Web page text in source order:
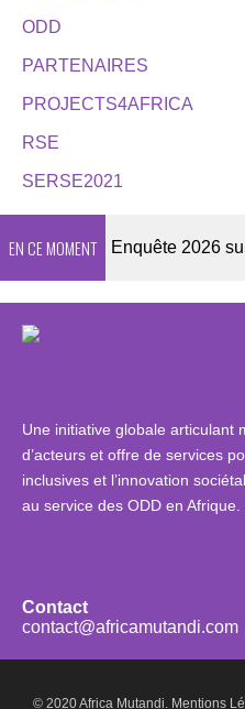
ODD
PARTENAIRES
PROJECTS4AFRICA
RSE
SERSE2021
EN CE MOMENTEnquête 2026 sur la
Une initiative globale articulant
d’acteurs et offre de services
inclusives et l’innovation
au service des ODD en Afrique.
Contact
contact@africamutandi.com
© 2020 Africa Mutandi. Mentions